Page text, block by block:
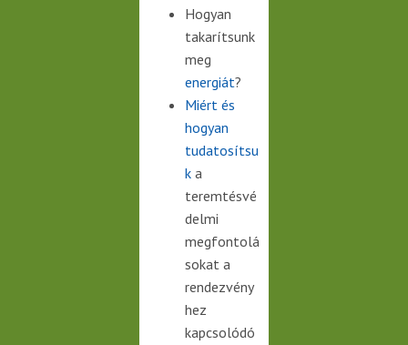
Hogyan
takarítsunk
meg
energiát?
Miért és
hogyan
tudatosítsu
ka
teremtésvé
delmi
megfontolá
sokat a
rendezvény
hez
kapcsolódó